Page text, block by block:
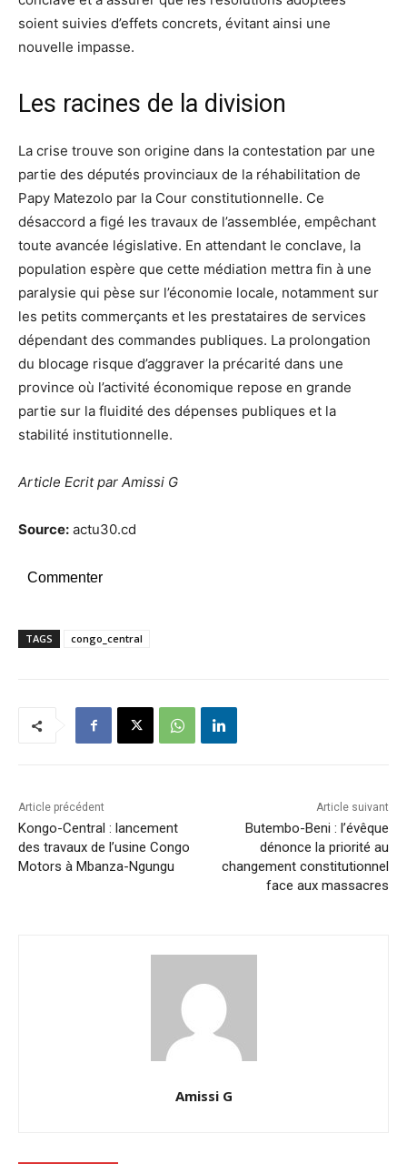
soient suivies d’effets concrets, évitant ainsi une
nouvelle impasse.
Les racines de la division
La crise trouve son origine dans la contestation par une
partie des députés provinciaux de la réhabilitation de
Papy Matezolo par la Cour constitutionnelle. Ce
désaccord a figé les travaux de l’assemblée, empêchant
toute avancée législative. En attendant le conclave, la
population espère que cette médiation mettra fin à une
paralysie qui pèse sur l’économie locale, notamment sur
les petits commerçants et les prestataires de services
dépendant des commandes publiques. La prolongation
du blocage risque d’aggraver la précarité dans une
province où l’activité économique repose en grande
partie sur la fluidité des dépenses publiques et la
stabilité institutionnelle.
Article Ecrit par Amissi G
Source: actu30.cd
Commenter
TAGS congo_central
Article précédent
Kongo-Central : lancement
des travaux de l’usine Congo
Motors à Mbanza-Ngungu
Article suivant
Butembo-Beni : l’évêque
dénonce la priorité au
changement constitutionnel
face aux massacres
Amissi G